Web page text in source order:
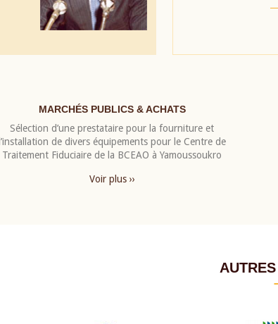
MARCHÉS PUBLICS & ACHATS
Sélection d’une prestataire pour la fourniture et
l’installation de divers équipements pour le Centre de
Traitement Fiduciaire de la BCEAO à Yamoussoukro
Voir plus ››